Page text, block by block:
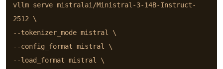
vllm serve mistralai/Ministral-3-14B-Instruct-
2512 \
--tokenizer_mode mistral \
--config_format mistral \
--load_format mistral \